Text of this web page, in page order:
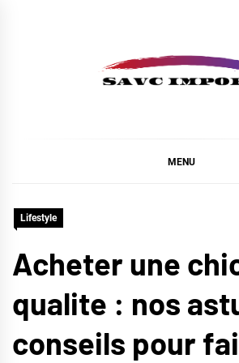
MENU
Lifestyle
Acheter une
qualite : nos
conseils pour